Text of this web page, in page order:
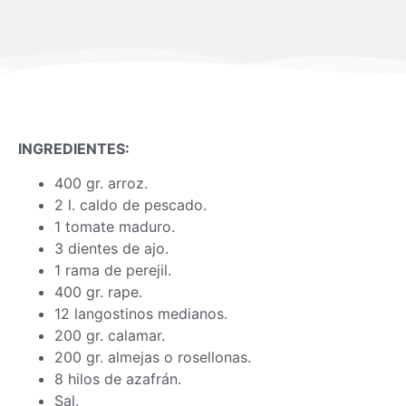
INGREDIENTES:
400 gr. arroz.
2 l. caldo de pescado.
1 tomate maduro.
3 dientes de ajo.
1 rama de perejil.
400 gr. rape.
12 langostinos medianos.
200 gr. calamar.
200 gr. almejas o rosellonas.
8 hilos de azafrán.
Sal.